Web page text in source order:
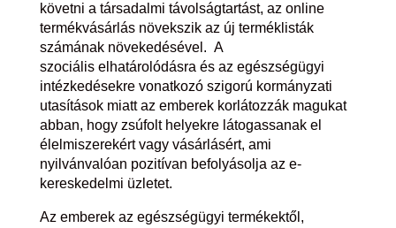
követni a társadalmi távolságtartást, az online
termékvásárlás növekszik az új terméklisták
számának növekedésével. A
szociális elhatárolódásra és az egészségügyi
intézkedésekre vonatkozó szigorú kormányzati
utasítások miatt az emberek korlátozzák magukat
abban, hogy zsúfolt helyekre látogassanak el
élelmiszerekért vagy vásárlásért, ami
nyilvánvalóan pozitívan befolyásolja az e-
kereskedelmi üzletet.
Az emberek az egészségügyi termékektől,